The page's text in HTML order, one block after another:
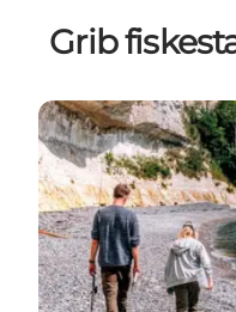
Grib
Kystfiskeri fra